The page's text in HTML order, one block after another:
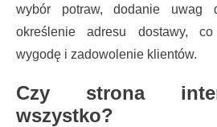
wybór potraw, dodanie uwag
określenie adresu dostawy,
wygodę i zadowolenie klientów.
Czy strona
wszystko?